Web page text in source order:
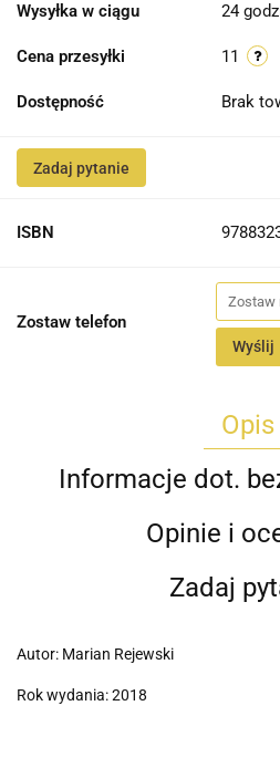
Wysyłka w ciągu 24
Cena przesyłki 11
Dostępność Brak
Zadaj pytanie
ISBN
Zostaw telefon
Wyślij
Opis
Informacje dot.
Opinie i
Zadaj
Autor: Marian Rejewski
Rok wydania: 2018